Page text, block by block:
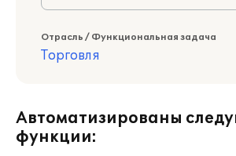
Отрасль / Функциональная задача
Торговля
Автоматизированы
функции: